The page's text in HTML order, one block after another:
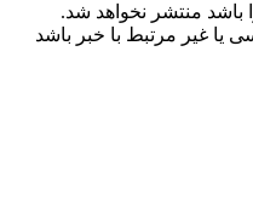
باشد منتشر نخواهد شد.
یا غیر مرتبط با خبر باشد